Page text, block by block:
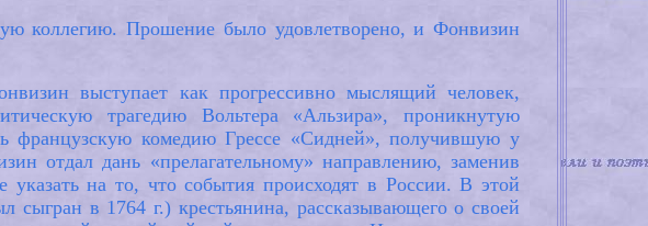
коллегию. Прошение было удовлетворено, и Фонвизин
выступает как прогрессивно мыслящий человек,
трагедию Вольтера «Альзира», проникнутую
французскую комедию Гpecce «Сидней», получившую у
отдал дань «прелагательному» направлению, заменив
на то, что события происходят в России. В этой
в 1764 г.) крестьянина, рассказывающего о своей